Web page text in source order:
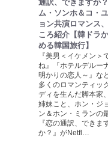
通訳、できますか
ム・ソンホ＆コ・
ョン共演ロマンス
ころ紹介【韓ドラ
める韓国旅行】
『美男＜イケメン＞
ね』『ホテルデルー
明かりの恋人～』な
多くのロマンティッ
ディを生んだ脚本家
姉妹こと、ホン・ジ
ン＆ホン・ミランの
『恋の通訳、できま
か？』がNetfl…